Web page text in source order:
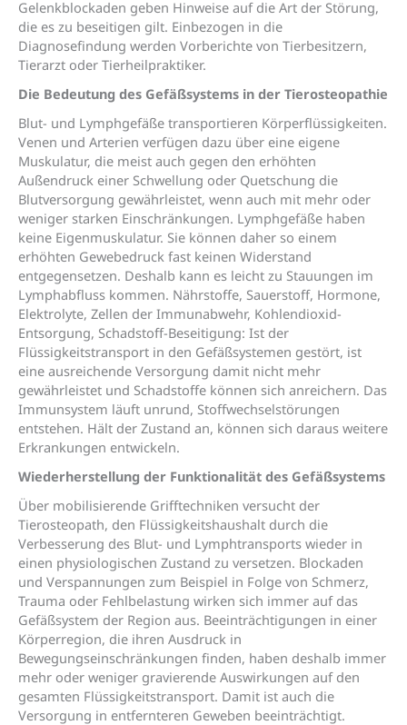
Gelenkblockaden geben Hinweise auf die Art der Störung,
die es zu beseitigen gilt. Einbezogen in die
Diagnosefindung werden Vorberichte von Tierbesitzern,
Tierarzt oder Tierheilpraktiker.
Die Bedeutung des Gefäßsystems in der Tierosteopathie
Blut- und Lymphgefäße transportieren Körperflüssigkeiten.
Venen und Arterien verfügen dazu über eine eigene
Muskulatur, die meist auch gegen den erhöhten
Außendruck einer Schwellung oder Quetschung die
Blutversorgung gewährleistet, wenn auch mit mehr oder
weniger starken Einschränkungen. Lymphgefäße haben
keine Eigenmuskulatur. Sie können daher so einem
erhöhten Gewebedruck fast keinen Widerstand
entgegensetzen. Deshalb kann es leicht zu Stauungen im
Lymphabfluss kommen. Nährstoffe, Sauerstoff, Hormone,
Elektrolyte, Zellen der Immunabwehr, Kohlendioxid-
Entsorgung, Schadstoff-Beseitigung: Ist der
Flüssigkeitstransport in den Gefäßsystemen gestört, ist
eine ausreichende Versorgung damit nicht mehr
gewährleistet und Schadstoffe können sich anreichern. Das
Immunsystem läuft unrund, Stoffwechselstörungen
entstehen. Hält der Zustand an, können sich daraus weitere
Erkrankungen entwickeln.
Wiederherstellung der Funktionalität des Gefäßsystems
Über mobilisierende Grifftechniken versucht der
Tierosteopath, den Flüssigkeitshaushalt durch die
Verbesserung des Blut- und Lymphtransports wieder in
einen physiologischen Zustand zu versetzen. Blockaden
und Verspannungen zum Beispiel in Folge von Schmerz,
Trauma oder Fehlbelastung wirken sich immer auf das
Gefäßsystem der Region aus. Beeinträchtigungen in einer
Körperregion, die ihren Ausdruck in
Bewegungseinschränkungen finden, haben deshalb immer
mehr oder weniger gravierende Auswirkungen auf den
gesamten Flüssigkeitstransport. Damit ist auch die
Versorgung in entfernteren Geweben beeinträchtigt.